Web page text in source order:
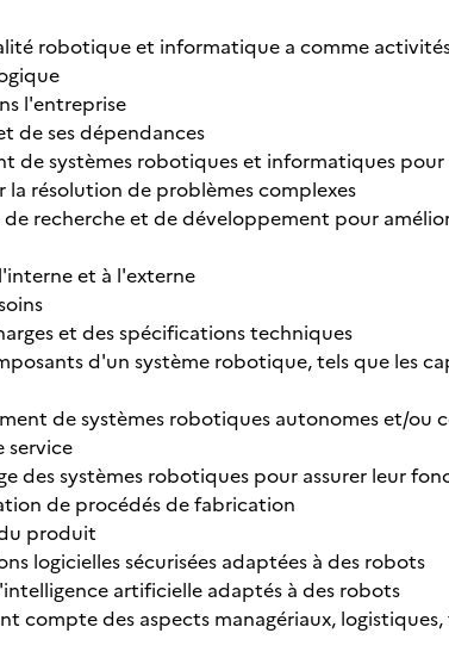
robotique et informatique a comme
l'entreprise
de ses dépendances
de systèmes robotiques et informatiques
résolution de problèmes complexes
recherche et de développement pour
et à l'externe
et des spécifications techniques
d'un système robotique, tels que les
de systèmes robotiques autonomes et/ou
service
des systèmes robotiques pour assurer leur
de procédés de fabrication
produit
logicielles sécurisées adaptées à des robots
artificielle adaptés à des robots
compte des aspects managériaux,